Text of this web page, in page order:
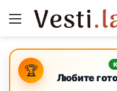
Menu
🏆 Любите